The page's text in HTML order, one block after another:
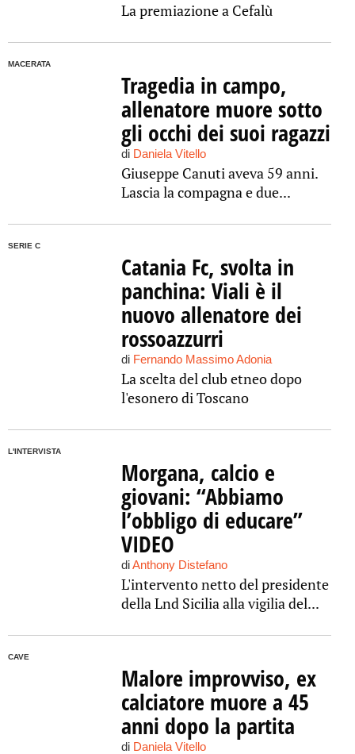
La premiazione a Cefalù
MACERATA
Tragedia in campo,
allenatore muore sotto
gli occhi dei suoi ragazzi
di Daniela Vitello
Giuseppe Canuti aveva 59 anni.
Lascia la compagna e due...
SERIE C
Catania Fc, svolta in
panchina: Viali è il
nuovo allenatore dei
rossoazzurri
di Fernando Massimo Adonia
La scelta del club etneo dopo
l'esonero di Toscano
L'INTERVISTA
Morgana, calcio e
giovani: “Abbiamo
l’obbligo di educare”
VIDEO
diAnthony Distefano
L'intervento netto del presidente
della Lnd Sicilia alla vigilia del...
CAVE
Malore improvviso, ex
calciatore muore a 45
anni dopo la partita
di Daniela Vitello